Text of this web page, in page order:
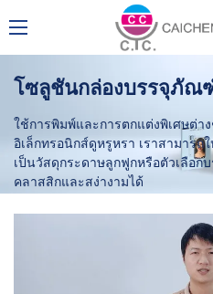
โซลูชันกล่องบรรจุภัณ
ใช้การพิมพ์และการตกแต่งพิเศษต่า
อิเล็กทรอนิกส์ดูหรูหรา เราสามาร
เป็นวัสดุกระดาษลูกฟูกหรือตัวเลือ
คลาสสิกและสง่างามได้